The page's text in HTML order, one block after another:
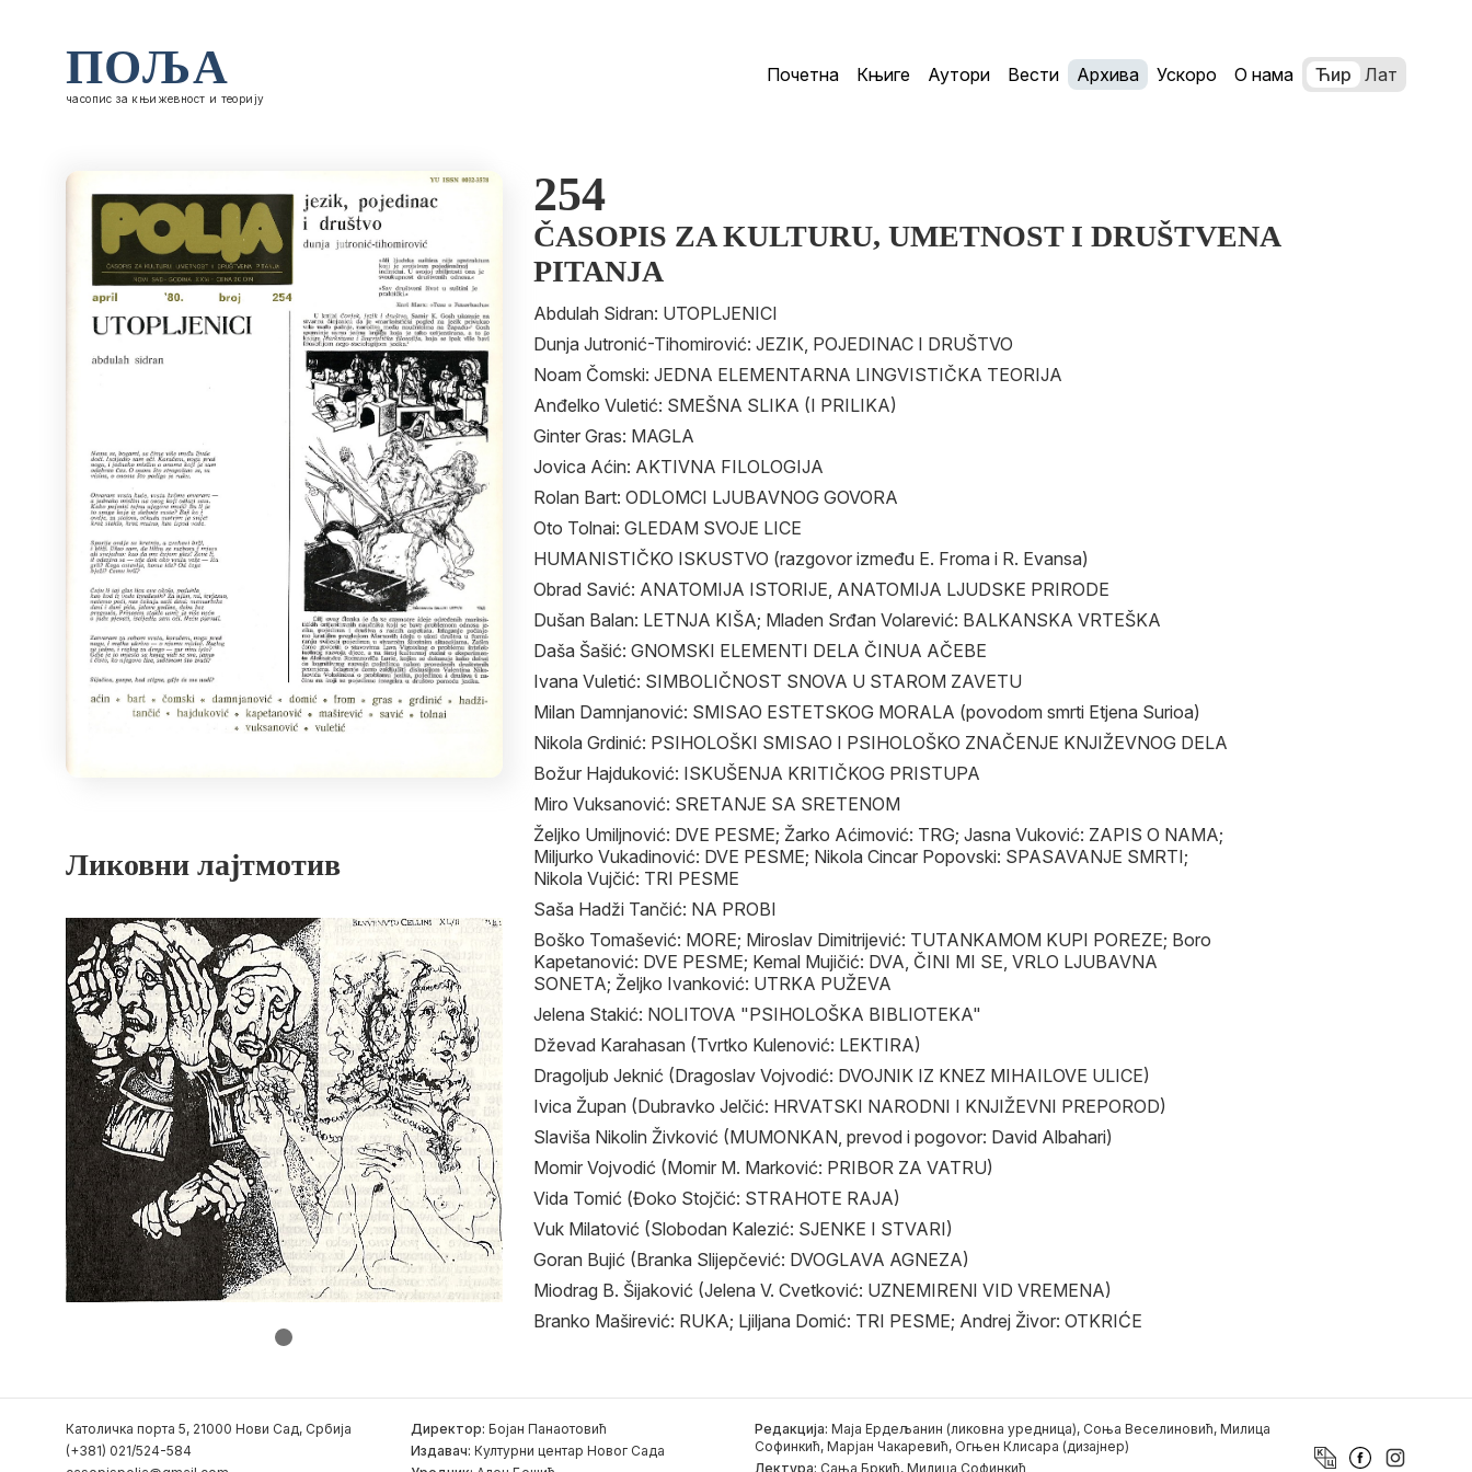
ПОЉА
часопис за књижевност и теорију
Почетна Књиге Аутори Вести Архива Ускоро О нама Ћир Лат
Ликовни лајтмотив
254
ČASOPIS ZA KULTURU, UMETNOST I DRUŠTVENA
PITANJA
Abdulah Sidran: UTOPLJENICI
Dunja Jutronić-Tihomirović: JEZIK, POJEDINAC I DRUŠTVO
Noam Čomski: JEDNA ELEMENTARNA LINGVISTIČKA TEORIJA
Anđelko Vuletić: SMEŠNA SLIKA (I PRILIKA)
Ginter Gras: MAGLA
Jovica Aćin: AKTIVNA FILOLOGIJA
Rolan Bart: ODLOMCI LJUBAVNOG GOVORA
Oto Tolnai: GLEDAM SVOJE LICE
HUMANISTIČKO ISKUSTVO (razgovor između E. Froma i R. Evansa)
Obrad Savić: ANATOMIJA ISTORIJE, ANATOMIJA LJUDSKE PRIRODE
Dušan Balan: LETNJA KIŠA; Mladen Srđan Volarević: BALKANSKA VRTEŠKA
Daša Šašić: GNOMSKI ELEMENTI DELA ČINUA AČEBE
Ivana Vuletić: SIMBOLIČNOST SNOVA U STAROM ZAVETU
Milan Damnjanović: SMISAO ESTETSKOG MORALA (povodom smrti Etjena Surioa)
Nikola Grdinić: PSIHOLOŠKI SMISAO I PSIHOLOŠKO ZNAČENJE KNJIŽEVNOG DELA
Božur Hajduković: ISKUŠENJA KRITIČKOG PRISTUPA
Miro Vuksanović: SRETANJE SA SRETENOM
Željko Umiljnović: DVE PESME; Žarko Aćimović: TRG; Jasna Vuković: ZAPIS O NAMA;
Miljurko Vukadinović: DVE PESME; Nikola Cincar Popovski: SPASAVANJE SMRTI;
Nikola Vujčić: TRI PESME
Saša Hadži Tančić: NA PROBI
Boško Tomašević: MORE; Miroslav Dimitrijević: TUTANKAMOM KUPI POREZE; Boro
Kapetanović: DVE PESME; Kemal Mujičić: DVA, ČINI MI SE, VRLO LJUBAVNA
SONETA; Željko Ivanković: UTRKA PUŽEVA
Jelena Stakić: NOLITOVA "PSIHOLOŠKA BIBLIOTEKA"
Dževad Karahasan (Tvrtko Kulenović: LEKTIRA)
Dragoljub Jeknić (Dragoslav Vojvodić: DVOJNIK IZ KNEZ MIHAILOVE ULICE)
Ivica Župan (Dubravko Jelčić: HRVATSKI NARODNI I KNJIŽEVNI PREPOROD)
Slaviša Nikolin Živković (MUMONKAN, prevod i pogovor: David Albahari)
Momir Vojvodić (Momir M. Marković: PRIBOR ZA VATRU)
Vida Tomić (Đoko Stojčić: STRAHOTE RAJA)
Vuk Milatović (Slobodan Kalezić: SJENKE I STVARI)
Goran Bujić (Branka Slijepčević: DVOGLAVA AGNEZA)
Miodrag B. Šijaković (Jelena V. Cvetković: UZNEMIRENI VID VREMENA)
Branko Maširević: RUKA; Ljiljana Domić: TRI PESME; Andrej Živor: OTKRIĆE
Католичка порта 5, 21000 Нови Сад, Србија
(+381) 021/524-584
Директор: Бојан Панаотовић
Издавач: Културни центар Новог Сада
Редакција: Маја Ердељанин (ликовна уредница), Соња Веселиновић, Милица
Софинкић, Марјан Чакаревић, Огњен Клисара (дизајнер)
Лектура: Сања Бркић, Милица Софинкић